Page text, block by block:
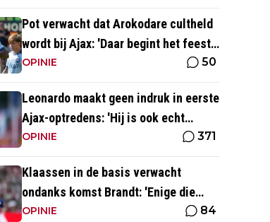
Pot verwacht dat Arokodare cultheld
wordt bij Ajax: 'Daar begint het feest
eigenlijk al'
OPINIE 50
Leonardo maakt geen indruk in eerste
Ajax-optredens: 'Hij is ook echt
langzaam'
OPINIE 371
Klaassen in de basis verwacht
ondanks komst Brandt: 'Enige die
daar goed kan spelen'
OPINIE 84